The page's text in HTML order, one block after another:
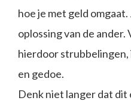
hoe je met geld
oplossing van de
hierdoor
en gedoe.
Denk niet langer dat